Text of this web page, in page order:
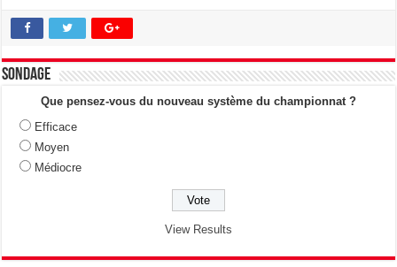
Sondage
Que pensez-vous du nouveau système du championnat ?
Efficace
Moyen
Médiocre
View Results